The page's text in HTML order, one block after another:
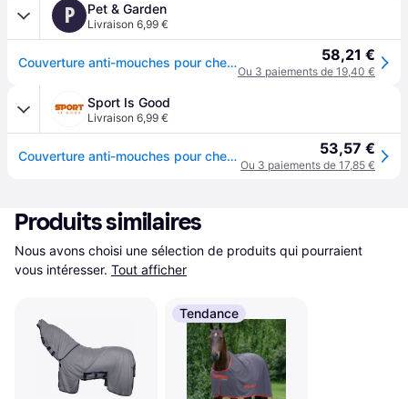
P Pet & Garden
Livraison 6,99 €
Couverture anti-mouches pour cheval et pluie pour cheval Horze Nevada - Gris 58,21 €
Ou 3 paiements de 19,40 €
Sport Is Good
Livraison 6,99 €
Couverture anti-mouches pour cheval et pluie pour cheval Horze Nevada - Gris 53,57 €
Ou 3 paiements de 17,85 €
Produits similaires
Nous avons choisi une sélection de produits qui pourraient
vous intéresser. Tout afficher
Tendance